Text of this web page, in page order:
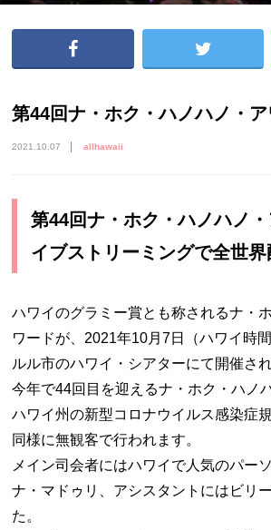
第44回ナ・ホク・ハノハノ・
2021.10.07 allhawaii
第44回ナ・ホク・ハノハノ
イブストリーミングで全世界
ハワイのグラミー賞とも称されるナ・
ワードが、2021年10月7日（ハワイ時
ルル市のハワイ・シアターにて開催され
今年で44回目を迎えるナ・ホク・ハノ
ハワイ州の新型コロナウイルス感染症
同様に無観客で行われます。
メイン司会者にはハワイで人気のパー
ナ・マドゥリ、アシスタントにはビリ
た。